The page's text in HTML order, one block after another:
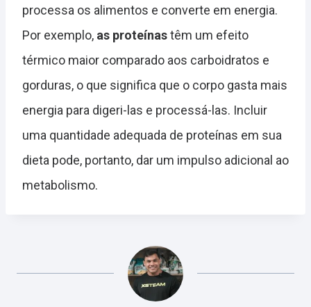
processa os alimentos e converte em energia.
Por exemplo, as proteínastêm um efeito
térmico maior comparado aos carboidratos e
gorduras, o que significa que o corpo gasta mais
energia para digeri-las e processá-las. Incluir
uma quantidade adequada de proteínas em sua
dieta pode, portanto, dar um impulso adicional ao
metabolismo.